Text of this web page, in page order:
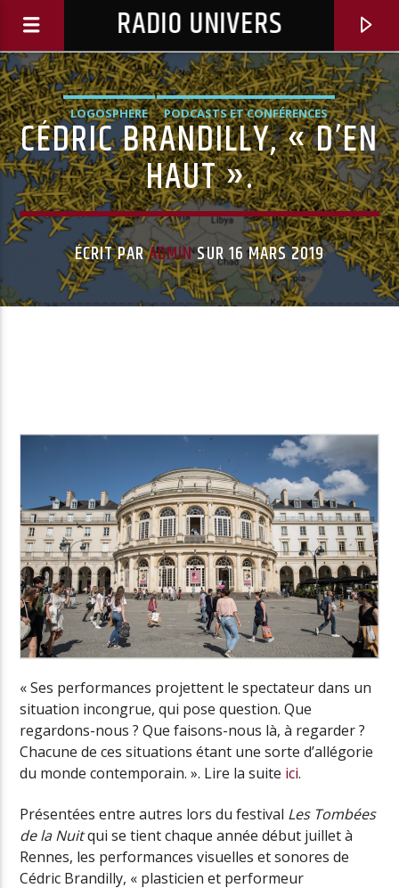
RADIO UNIVERS
Radio Univers
LOGOSPHERE PODCASTS ET CONFÉRENCES
CÉDRIC BRANDILLY, « D’EN
HAUT ».
ÉCRIT PARADMINSUR 16 MARS 2019
« Ses performances projettent le spectateur dans un
situation incongrue, qui pose question. Que
regardons-nous ? Que faisons-nous là, à regarder ?
Chacune de ces situations étant une sorte d’allégorie
du monde contemporain. ». Lire la suite ici.
Présentées entre autres lors du festival Les Tombées
de la Nuitqui se tient chaque année début juillet à
Rennes, les performances visuelles et sonores de
Cédric Brandilly, « plasticien et performeur